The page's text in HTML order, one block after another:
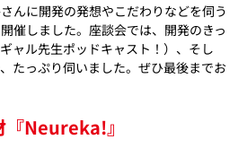
んに開発の発想やこだわりなどを伺う
催しました。座談会では、開発のきっ
ャル先生ポッドキャスト！）、そし
たっぷり伺いました。ぜひ最後までお
Neureka!』